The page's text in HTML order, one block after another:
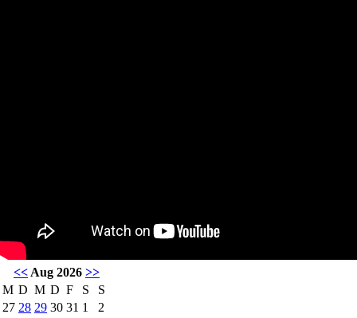
<< Aug 2026 >>
M D M D F S
S
27 28 29 30 31 1
2